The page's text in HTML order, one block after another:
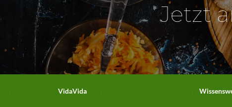
Jetzt
VidaVida